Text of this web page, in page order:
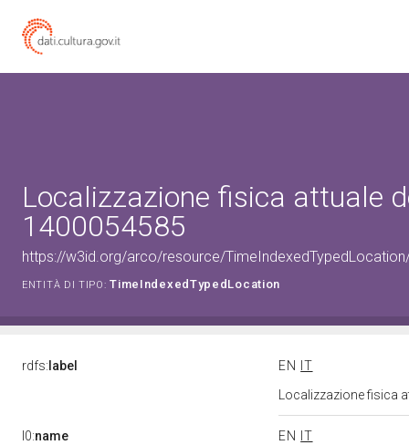
Localizzazione fisica attuale
1400054585
https://w3id.org/arco/resource/
ENTITÀ DI TIPO: TimeIndexedTypedLocation
rdfs: label EN
IT
Localizzazione fisica
l0:name EN
IT